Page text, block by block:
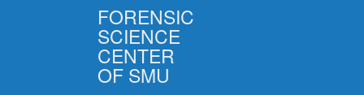
FORENSIC
SCIENCE
CENTER
OF SMU